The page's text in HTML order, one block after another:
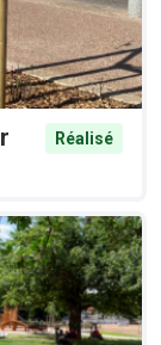
Réalisé